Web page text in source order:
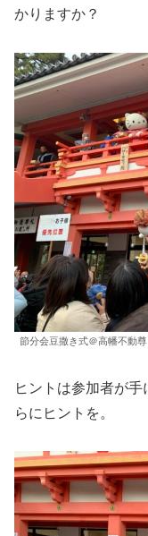
かりますか？
節分会豆撒き式＠高幡不動
ヒントは参加者が
らにヒントを。